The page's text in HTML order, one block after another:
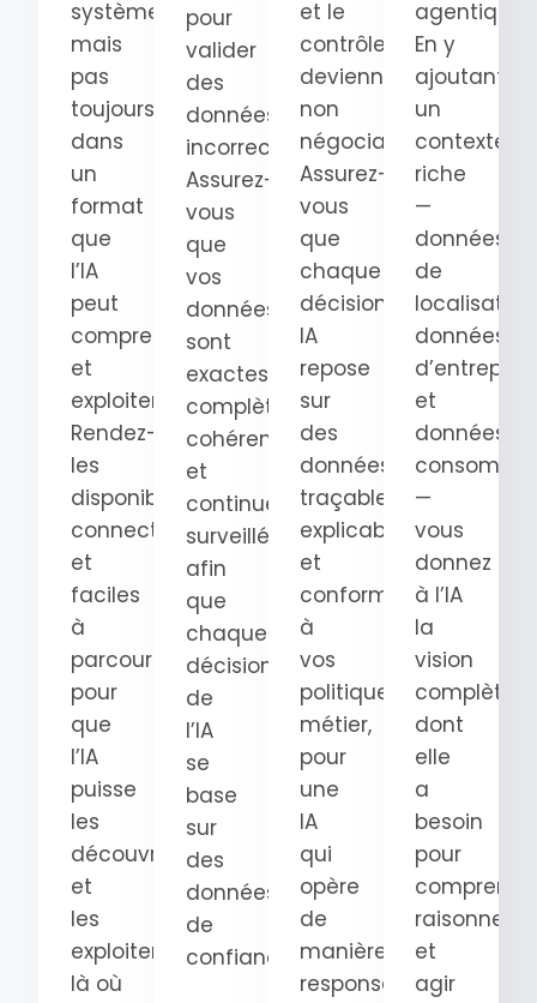
systèmes,
mais
pas
toujours
dans
un
format
que
l’IA
peut
comprendre
et
exploiter.
Rendez-
les
disponibles,
connectées
et
faciles
à
parcourir
pour
que
l’IA
puisse
les
découvrir
et
les
exploiter
là où
pour
valider
des
données
incorrectes.
Assurez-
vous
que
vos
données
sont
exactes,
complètes,
cohérentes
et
continuellement
surveillées
afin
que
chaque
décision
de
l’IA
se
base
sur
des
données
de
confiance.
et le
contrôle
deviennent
non
négociables.
Assurez-
vous
que
chaque
décision
IA
repose
sur
des
données
traçables,
explicables
et
conformes
à
vos
politiques
métier,
pour
une
IA
qui
opère
de
manière
responsable.
agentique.
En y
ajoutant
un
contexte
riche
—
données
de
données
et
données
—
vous
donnez
à l’IA
la
vision
complète
dont
elle
a
besoin
pour
raisonner
et
agir